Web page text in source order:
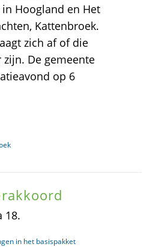
Hoogland en Het
Kattenbroek.
zich af of die
De gemeente
op 6
18.
in het basispakket